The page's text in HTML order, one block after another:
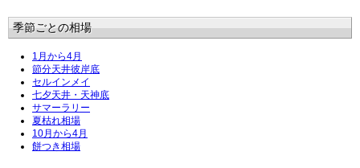
季節ごとの相場
1月から4月
節分天井彼岸底
セルインメイ
七夕天井・天神底
サマーラリー
夏枯れ相場
10月から4月
餅つき相場